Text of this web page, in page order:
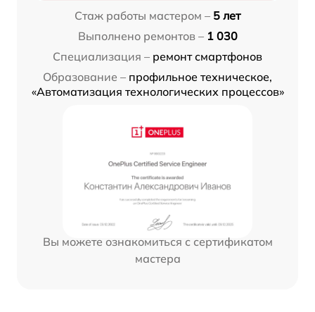
Стаж работы мастером – 5 лет
Выполнено ремонтов – 1 030
Специализация – ремонт смартфонов
Образование – профильное техническое,
«Автоматизация технологических процессов»
Вы можете ознакомиться с сертификатом
мастера